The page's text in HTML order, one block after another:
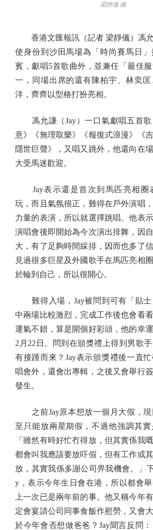
梁靜儀 攝
香港文匯報訊（記者 梁靜儀）馮允
使身份到沙田馬場為「時尚賽馬日
賓，獻唱5首歌曲外，並兼任「最佳
一，同場出席的還有陳柏宇、林奕
洋，齊齊以型格打扮亮相。
馮允謙（Jay）一口氣獻唱五首歌
意》《無理取樂》《報復式浪漫》《
隱世巨聲》，又唱又跳外，他還向在
大受馬迷歡迎。
Jay表示還是首次到馬匹亮相圈
玩，而且氣氛很正，難得在戶外演唱
力量的表演，所以就選擇跳唱。他表
演唱會後即開始為今次演出排舞，因
大，有了足夠時間綵排，因而也多了
見過很多巨星及外國歌手在馬匹亮相
於輪到自己，所以很開心。
難得入場，Jay被問到可有「貼士
中兩場比較激烈，完成工作後也會看
運氣不錯，算是開個好彩頭，他的幸
2月22日。問到在頒獎禮上得到男歌
有接踵而來？Jay表示頒獎禮後一直
唱會外，還會出專輯，之後又會舉行
發生。
之前Jay原本想放一個月大假，現
至只能放兩星期假，不過他強調其實
「雖然有時好忙冇得放，但其實係我
都會叫我應該要放吓假，但有工作或
放，其實我係多謝公司畀我機會。」
y，表示今年生日會在港，所以都會
上一次已是兩年前的事。他又稱今年
定會宴請公司同事食飯作慰勞，又會
於今年會否想做爸爸？Jay聞言反問